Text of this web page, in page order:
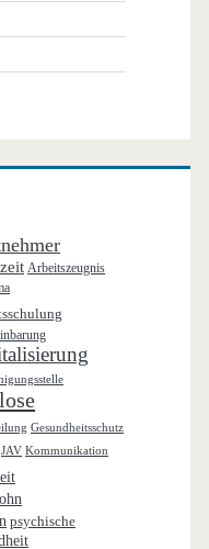
Arbeitszeugnis
Gesundheitsschutz
JAV Kommunikation
psychische